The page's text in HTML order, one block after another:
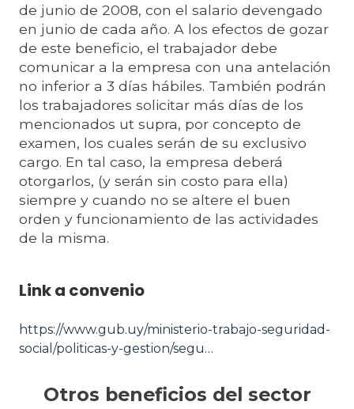
de junio de 2008, con el salario devengado
en junio de cada año. A los efectos de gozar
de este beneficio, el trabajador debe
comunicar a la empresa con una antelación
no inferior a 3 días hábiles. También podrán
los trabajadores solicitar más días de los
mencionados ut supra, por concepto de
examen, los cuales serán de su exclusivo
cargo. En tal caso, la empresa deberá
otorgarlos, (y serán sin costo para ella)
siempre y cuando no se altere el buen
orden y funcionamiento de las actividades
de la misma.
Link a convenio
https://www.gub.uy/ministerio-trabajo-seguridad-
social/politicas-y-gestion/segu…
Otros beneficios del sector